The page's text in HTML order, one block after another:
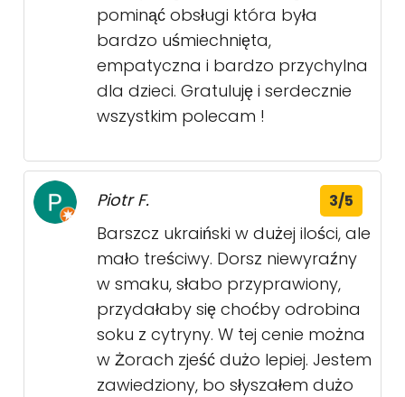
pominąć obsługi która była
bardzo uśmiechnięta,
empatyczna i bardzo przychylna
dla dzieci. Gratuluję i serdecznie
wszystkim polecam !
Piotr F. 3/5
Barszcz ukraiński w dużej ilości, ale
mało treściwy. Dorsz niewyraźny
w smaku, słabo przyprawiony,
przydałaby się choćby odrobina
soku z cytryny. W tej cenie można
w Żorach zjeść dużo lepiej. Jestem
zawiedziony, bo słyszałem dużo